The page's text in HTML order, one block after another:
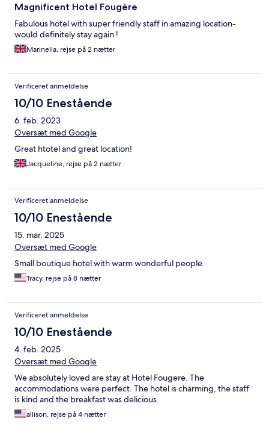
Magnificent Hotel Fougère
Fabulous hotel with super friendly staff in amazing location-
would definitely stay again !
Marinella, rejse på 2 nætter
Verificeret anmeldelse
10/10 Enestående
6. feb. 2023
Oversæt med Google
Great htotel and great location!
Jacqueline, rejse på 2 nætter
Verificeret anmeldelse
10/10 Enestående
15. mar. 2025
Oversæt med Google
Small boutique hotel with warm wonderful people.
Tracy, rejse på 8 nætter
Verificeret anmeldelse
10/10 Enestående
4. feb. 2025
Oversæt med Google
We absolutely loved are stay at Hotel Fougere. The
accommodations were perfect. The hotel is charming, the staff
is kind and the breakfast was delicious.
allison, rejse på 4 nætter